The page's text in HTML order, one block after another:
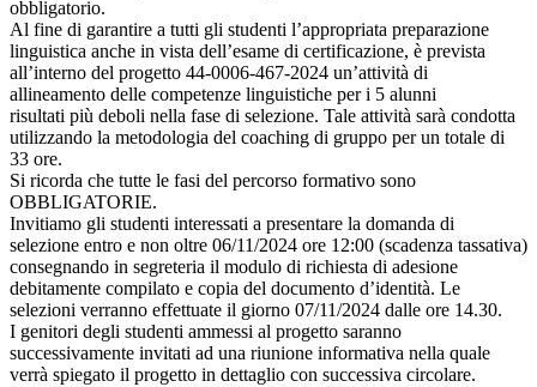
obbligatorio.
Al fine di garantire a tutti gli studenti l’appropriata preparazione
linguistica anche in vista dell’esame di certificazione, è prevista
all’interno del progetto 44-0006-467-2024 un’attività di
allineamento delle competenze linguistiche per i 5 alunni
risultati più deboli nella fase di selezione. Tale attività sarà condotta
utilizzando la metodologia del coaching di gruppo per un totale di
33 ore.
Si ricorda che tutte le fasi del percorso formativo sono
OBBLIGATORIE.
Invitiamo gli studenti interessati a presentare la domanda di
selezione entro e non oltre 06/11/2024 ore 12:00 (scadenza tassativa)
consegnando in segreteria il modulo di richiesta di adesione
debitamente compilato e copia del documento d’identità. Le
selezioni verranno effettuate il giorno 07/11/2024 dalle ore 14.30.
I genitori degli studenti ammessi al progetto saranno
successivamente invitati ad una riunione informativa nella quale
verrà spiegato il progetto in dettaglio con successiva circolare.